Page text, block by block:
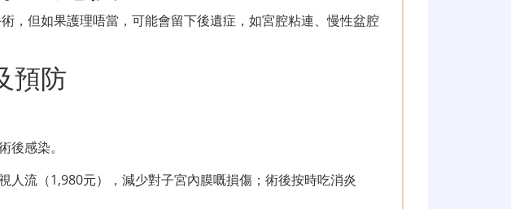
，但如果護理唔當，可能會留下後遺症，如宮腔粘連、慢性盆腔
預防
後感染。
人流（1,980元），減少對子宮內膜嘅損傷；術後按時吃消炎